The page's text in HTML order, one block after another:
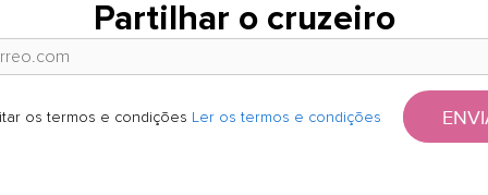
Partilhar o cruzeiro
os termos e condições Ler os termos e condições